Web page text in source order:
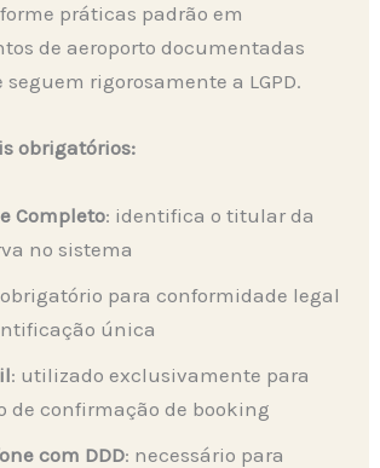
práticas padrão em
de aeroporto documentadas
seguem rigorosamente a LGPD.
obrigatórios:
Completo: identifica o titular da
no sistema
para conformidade legal
única
: utilizado exclusivamente para
de confirmação de booking
com DDD: necessário para